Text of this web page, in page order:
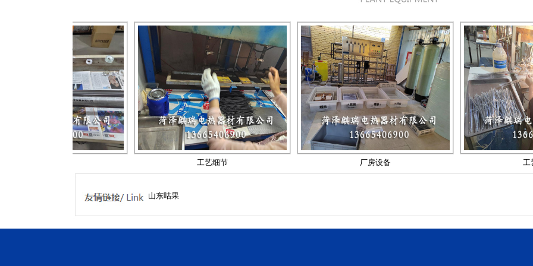
工艺细节 厂房设备 工艺细节
山东咕果